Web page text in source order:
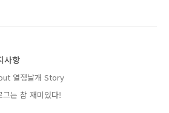
사항
열정날개 Story
그는 참 재미있다!